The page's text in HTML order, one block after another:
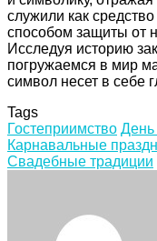
служили как
способом защиты от
Исследуя историю
погружаемся в мир
символ несет в себе
Tags
Гостеприимство
Карнавальные
Свадебные традиции